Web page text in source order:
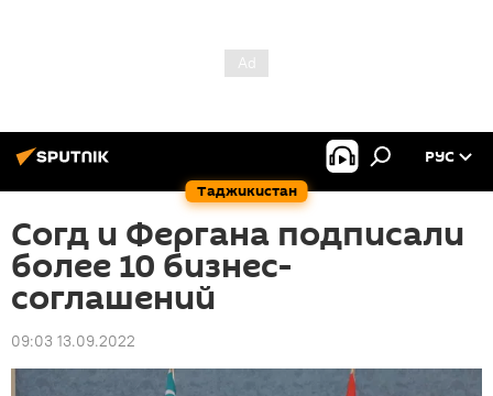
Таджикистан
РУС
Согд и Фергана подписали
более 10 бизнес-
соглашений
09:03 13.09.2022